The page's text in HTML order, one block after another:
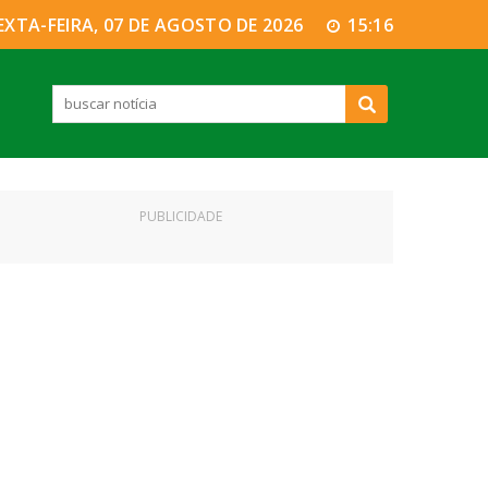
FEIRA, 07 DE AGOSTO DE 2026 15:17
PUBLICIDADE